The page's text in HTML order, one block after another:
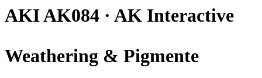
AKI AK084 · AK Interactive
Weathering & Pigmente